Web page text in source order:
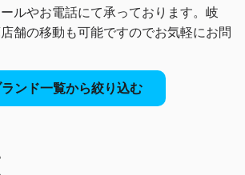
ルやお電話にて承っております。 岐
舗の移動も可能ですのでお気軽にお問
ランド一覧から絞り込む